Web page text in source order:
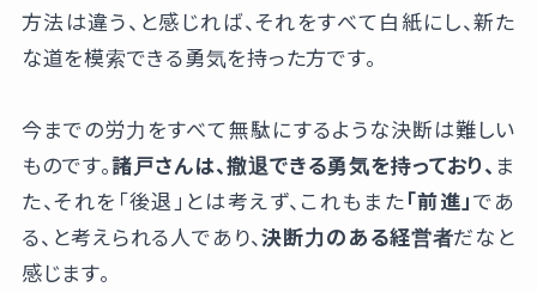
方法は違う、と感じれば、それをすべて白紙にし、新た
な道を模索できる勇気を持った方です。
今までの労力をすべて無駄にするような決断は難しい
ものです。諸戸さんは、撤退できる勇気を持っており、 ま
た、それを「後退」とは考えず、これもまた 「前進」 であ
る、と考えられる人であり、決断力のある経営者だなと
感じます。